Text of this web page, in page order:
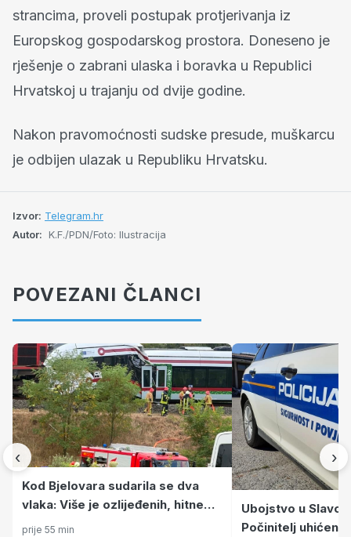
strancima, proveli postupak protjerivanja iz
Europskog gospodarskog prostora. Doneseno je
rješenje o zabrani ulaska i boravka u Republici
Hrvatskoj u trajanju od dvije godine.
Nakon pravomoćnosti sudske presude, muškarcu
je odbijen ulazak u Republiku Hrvatsku.
Izvor: Telegram.hr
Autor: K.F./PDN/Foto: Ilustracija
POVEZANI ČLANCI
‹
Kod Bjelovara sudarila se dva
vlaka: Više je ozlijeđenih, hitne
službe na terenu
prije 55 min
Ubojstvo u
Počinitelj uhićen
›